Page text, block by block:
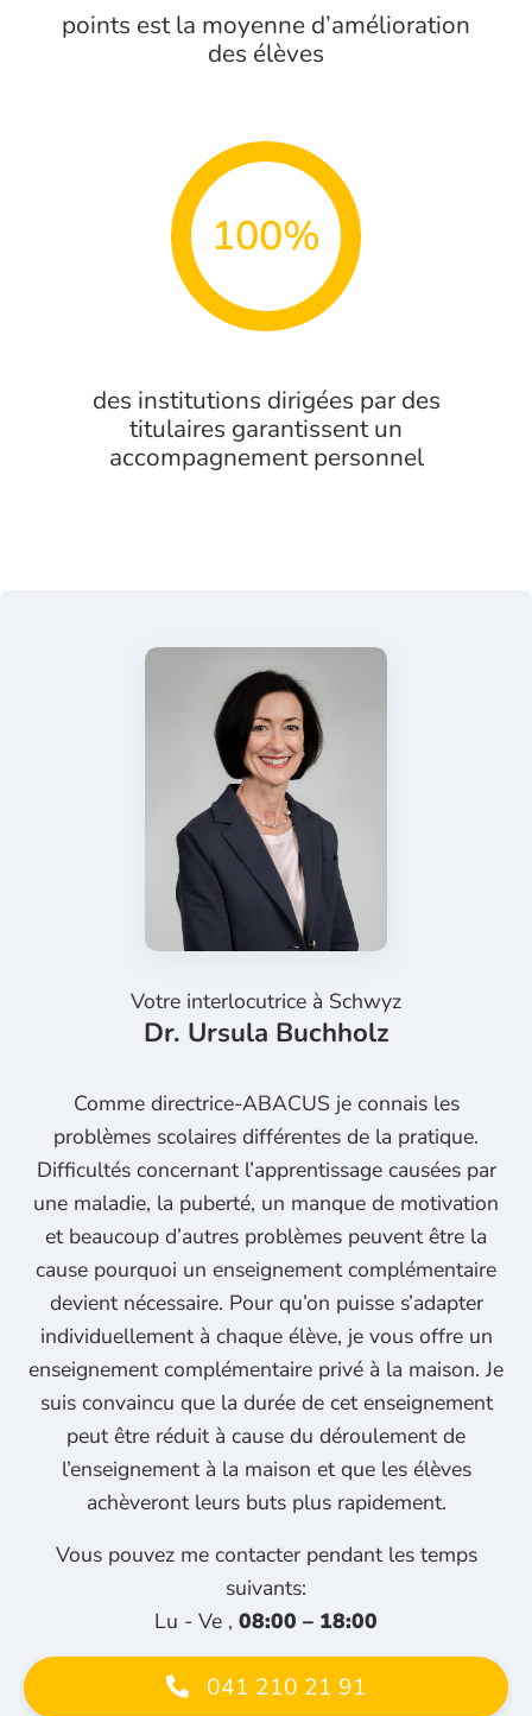
points est la moyenne d’amélioration
des élèves
100%
des institutions dirigées par des
titulaires garantissent un
accompagnement personnel
Votre interlocutrice à Schwyz
Dr. Ursula Buchholz
Comme directrice-ABACUS je connais les
problèmes scolaires différentes de la pratique.
Difficultés concernant l’apprentissage causées par
une maladie, la puberté, un manque de motivation
et beaucoup d’autres problèmes peuvent être la
cause pourquoi un enseignement complémentaire
devient nécessaire. Pour qu’on puisse s’adapter
individuellement à chaque élève, je vous offre un
enseignement complémentaire privé à la maison. Je
suis convaincu que la durée de cet enseignement
peut être réduit à cause du déroulement de
l’enseignement à la maison et que les élèves
achèveront leurs buts plus rapidement.
Vous pouvez me contacter pendant les temps
suivants:
Lu - Ve , 08:00 – 18:00
041 210 21 91